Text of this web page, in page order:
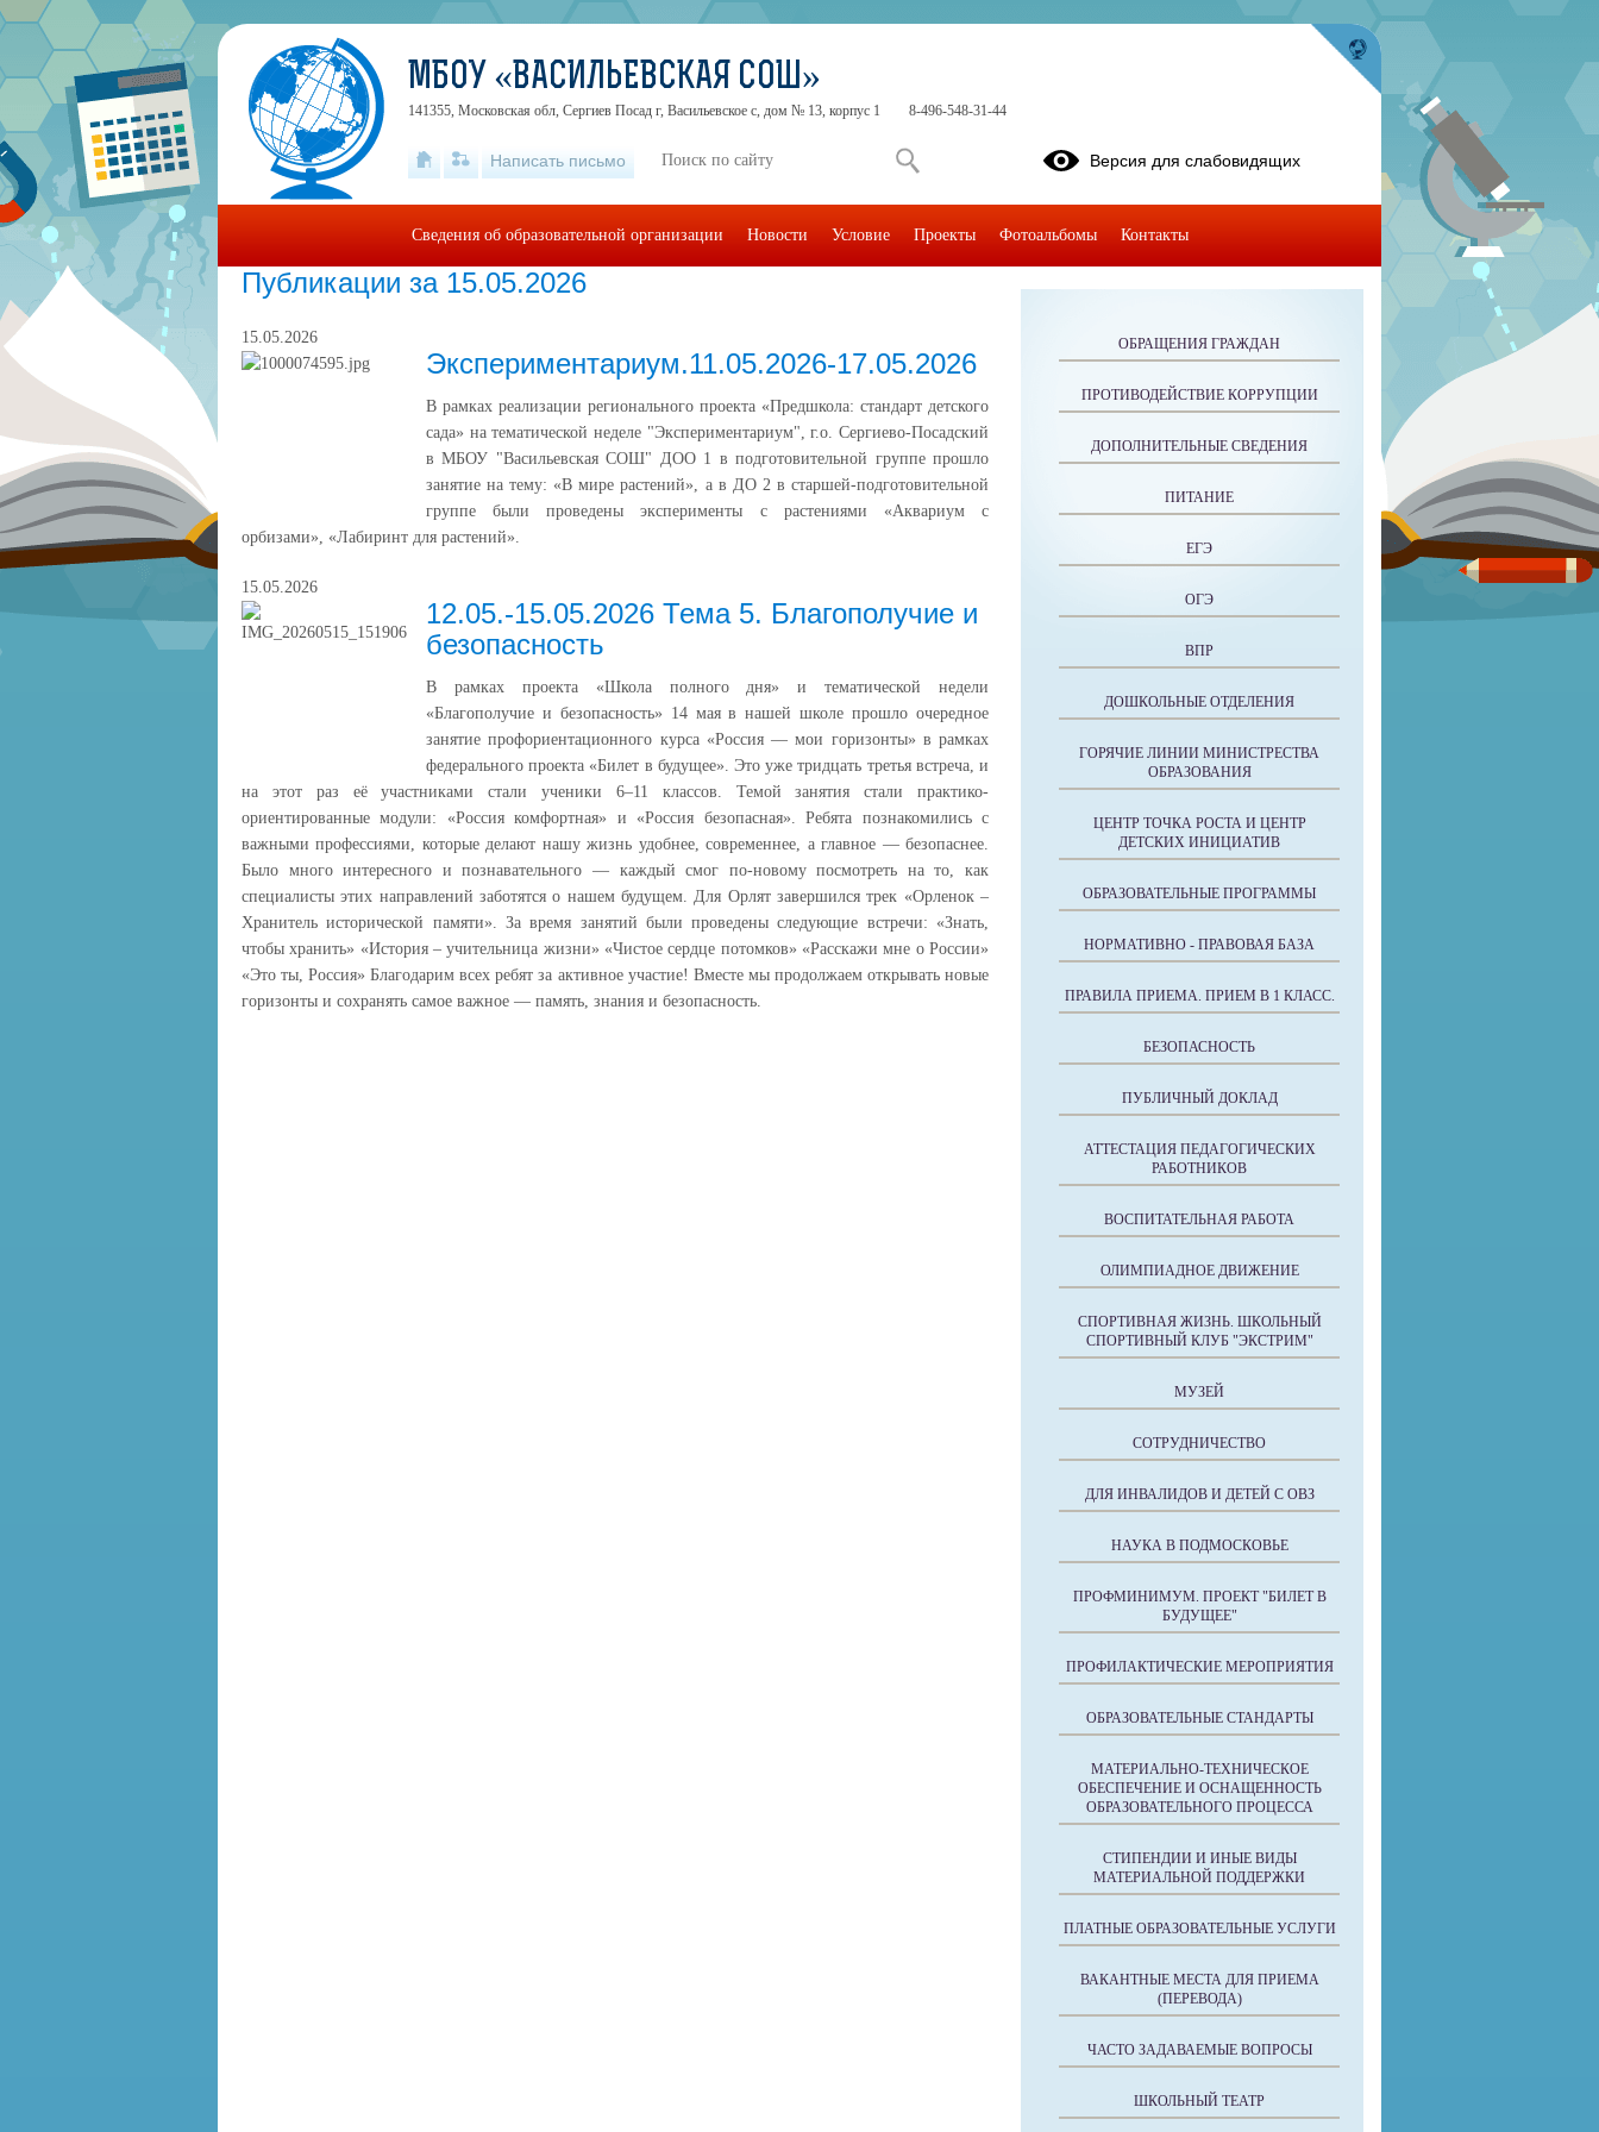
Публикации за 15.05.2026
15.05.2026
Экспериментариум.11.05.2026-17.05.2026
В рамках реализации регионального проекта «Предшкола: стандарт детского
сада» на тематической неделе "Экспериментариум", г.о. Сергиево-Посадский
в МБОУ "Васильевская СОШ" ДОО 1 в подготовительной группе прошло
занятие на тему: «В мире растений», а в ДО 2 в старшей-подготовительной
группе были проведены эксперименты с растениями «Аквариум с
орбизами», «Лабиринт для растений».
15.05.2026
12.05.-15.05.2026 Тема 5. Благополучие и
безопасность
В рамках проекта «Школа полного дня» и тематической недели
«Благополучие и безопасность» 14 мая в нашей школе прошло очередное
занятие профориентационного курса «Россия — мои горизонты» в рамках
федерального проекта «Билет в будущее». Это уже тридцать третья встреча, и
на этот раз её участниками стали ученики 6–11 классов. Темой занятия стали практико-
ориентированные модули: «Россия комфортная» и «Россия безопасная». Ребята познакомились с
важными профессиями, которые делают нашу жизнь удобнее, современнее, а главное — безопаснее.
Было много интересного и познавательного — каждый смог по-новому посмотреть на то, как
специалисты этих направлений заботятся о нашем будущем. Для Орлят завершился трек «Орленок –
Хранитель исторической памяти». За время занятий были проведены следующие встречи: «Знать,
чтобы хранить» «История – учительница жизни» «Чистое сердце потомков» «Расскажи мне о России»
«Это ты, Россия» Благодарим всех ребят за активное участие! Вместе мы продолжаем открывать новые
горизонты и сохранять самое важное — память, знания и безопасность.
ОБРАЩЕНИЯ ГРАЖДАН
ПРОТИВОДЕЙСТВИЕ КОРРУПЦИИ
ДОПОЛНИТЕЛЬНЫЕ СВЕДЕНИЯ
ПИТАНИЕ
ЕГЭ
ОГЭ
ВПР
ДОШКОЛЬНЫЕ ОТДЕЛЕНИЯ
ГОРЯЧИЕ ЛИНИИ МИНИСТРЕСТВА
ОБРАЗОВАНИЯ
ЦЕНТР ТОЧКА РОСТА И ЦЕНТР
ДЕТСКИХ ИНИЦИАТИВ
ОБРАЗОВАТЕЛЬНЫЕ ПРОГРАММЫ
НОРМАТИВНО - ПРАВОВАЯ БАЗА
ПРАВИЛА ПРИЕМА. ПРИЕМ В 1 КЛАСС.
БЕЗОПАСНОСТЬ
ПУБЛИЧНЫЙ ДОКЛАД
АТТЕСТАЦИЯ ПЕДАГОГИЧЕСКИХ
РАБОТНИКОВ
ВОСПИТАТЕЛЬНАЯ РАБОТА
ОЛИМПИАДНОЕ ДВИЖЕНИЕ
СПОРТИВНАЯ ЖИЗНЬ. ШКОЛЬНЫЙ
СПОРТИВНЫЙ КЛУБ "ЭКСТРИМ"
МУЗЕЙ
СОТРУДНИЧЕСТВО
ДЛЯ ИНВАЛИДОВ И ДЕТЕЙ С ОВЗ
НАУКА В ПОДМОСКОВЬЕ
ПРОФМИНИМУМ. ПРОЕКТ "БИЛЕТ В
БУДУЩЕЕ"
ПРОФИЛАКТИЧЕСКИЕ МЕРОПРИЯТИЯ
ОБРАЗОВАТЕЛЬНЫЕ СТАНДАРТЫ
МАТЕРИАЛЬНО-ТЕХНИЧЕСКОЕ
ОБЕСПЕЧЕНИЕ И ОСНАЩЕННОСТЬ
ОБРАЗОВАТЕЛЬНОГО ПРОЦЕССА
СТИПЕНДИИ И ИНЫЕ ВИДЫ
МАТЕРИАЛЬНОЙ ПОДДЕРЖКИ
ПЛАТНЫЕ ОБРАЗОВАТЕЛЬНЫЕ УСЛУГИ
ВАКАНТНЫЕ МЕСТА ДЛЯ ПРИЕМА
(ПЕРЕВОДА)
ЧАСТО ЗАДАВАЕМЫЕ ВОПРОСЫ
ШКОЛЬНЫЙ ТЕАТР
МБОУ «ВАСИЛЬЕВСКАЯ СОШ»
141355, Московская обл, Сергиев Посад г, Васильевское с, дом № 13, корпус 1 8-496-548-31-44
Написать письмо Версия для слабовидящих
Сведения об образовательной организации Новости Условие Проекты Фотоальбомы Контакты